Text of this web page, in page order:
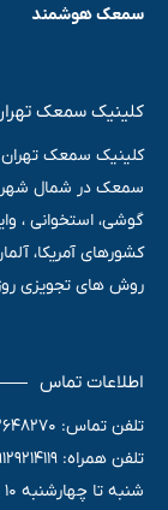
سمعک هوشمند
کلینیک سمعک
کلینیک سمعک تهران
سمعک در شمال شهر
گوشی، استخوانی ،
کشورهای آمریکا،
روش های تجویزی
اطلاعات تماس
تلفن تماس: 22648270-021
تلفن همراه: 09129214119
شنبه تا چهارشنبه 10 تا 20